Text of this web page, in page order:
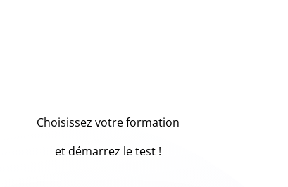
Choisissez votre formation
et démarrez le test !